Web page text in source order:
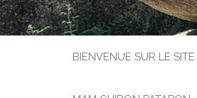
BIENVENUE SUR LE